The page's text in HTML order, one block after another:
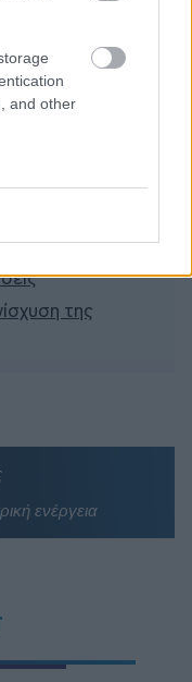
and other
νέες «κόκκινες
της
ενέργεια